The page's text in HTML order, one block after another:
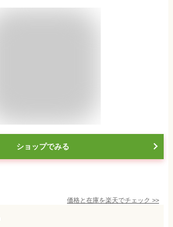
ショップでみる
価格と在庫を楽天でチェック >>